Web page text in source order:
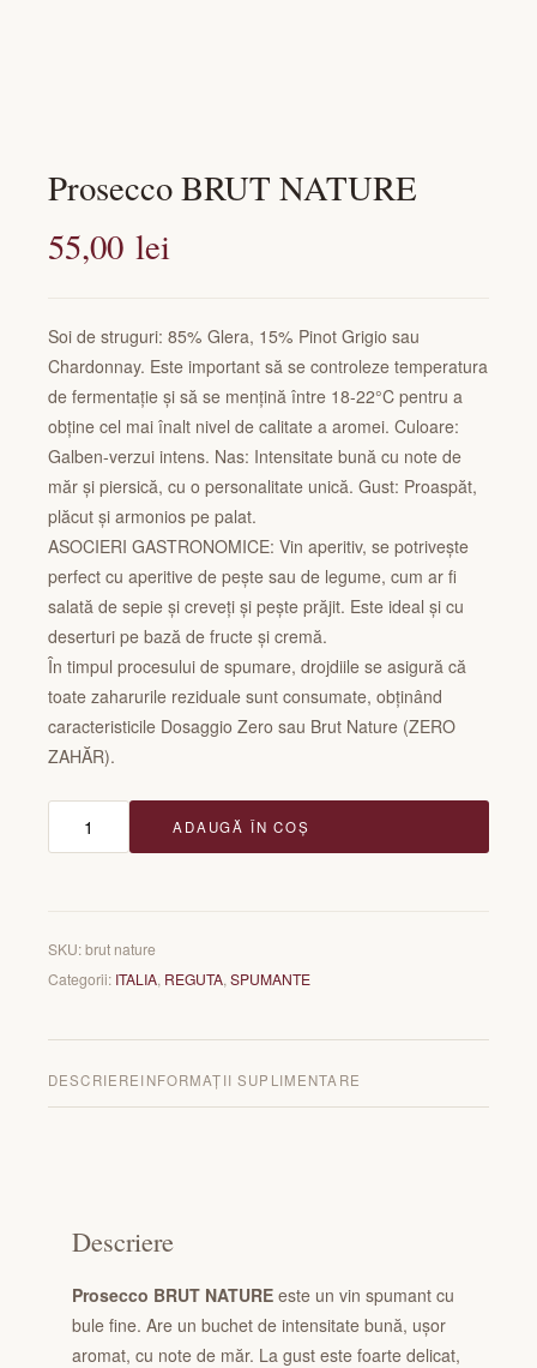
Prosecco BRUT NATURE
55,00 lei
Soi de struguri: 85% Glera, 15% Pinot Grigio sau
Chardonnay. Este important să se controleze temperatura
de fermentație și să se mențină între 18-22°C pentru a
obține cel mai înalt nivel de calitate a aromei. Culoare:
Galben-verzui intens. Nas: Intensitate bună cu note de
măr și piersică, cu o personalitate unică. Gust: Proaspăt,
plăcut și armonios pe palat.
ASOCIERI GASTRONOMICE: Vin aperitiv, se potrivește
perfect cu aperitive de pește sau de legume, cum ar fi
salată de sepie și creveți și pește prăjit. Este ideal și cu
deserturi pe bază de fructe și cremă.
În timpul procesului de spumare, drojdiile se asigură că
toate zaharurile reziduale sunt consumate, obținând
caracteristicile Dosaggio Zero sau Brut Nature (ZERO
ZAHĂR).
Cantitate
Prosecco
ADAUGĂ ÎN COȘ
SKU:brut nature
Categorii: ITALIA, REGUTA, SPUMANTE
DESCRIEREINFORMAȚII SUPLIMENTARE
Descriere
Prosecco BRUT NATURE este un vin spumant cu
bule fine. Are un buchet de intensitate bună, ușor
aromat, cu note de măr. La gust este foarte delicat,